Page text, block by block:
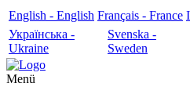
English - English Français - France
Українська -
Ukraine
Svenska -
Sweden
Menü